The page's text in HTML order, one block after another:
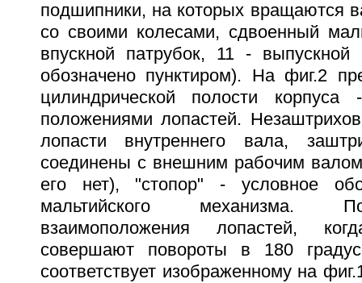
подшипники, на которых вращаются
со своими колесами, сдвоенный
впускной патрубок, 11 - выпускной
обозначено пунктиром). На фиг.2
цилиндрической полости
положениями лопастей.
лопасти внутреннего вала,
соединены с внешним рабочим
его нет), "стопор" - условное
мальтийского механизма.
взаимоположения лопастей,
совершают повороты в 180
соответствует изображенному на